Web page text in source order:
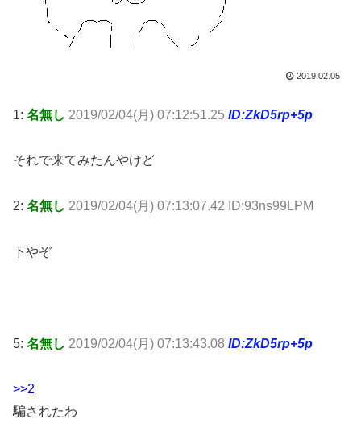
2019.02.05
1: 名無し 2019/02/04(月) 07:12:51.25 ID:ZkD5rp+5p
それで来てみたんやけど
2: 名無し 2019/02/04(月) 07:13:07.42 ID:93ns99LPM
下やぞ
5: 名無し 2019/02/04(月) 07:13:43.08 ID:ZkD5rp+5p
>>2
騙されたわ